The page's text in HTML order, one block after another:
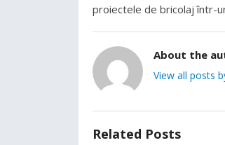
proiectele de bricolaj într-
About the
View all posts
Related Posts